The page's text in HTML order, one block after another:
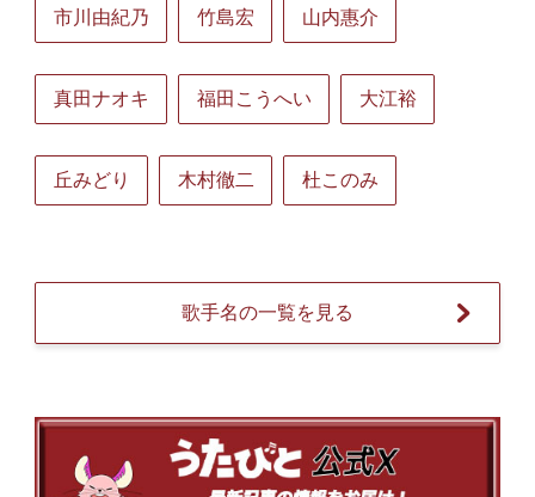
市川由紀乃 竹島宏 山内惠介
真田ナオキ 福田こうへい 大江裕
丘みどり 木村徹二 杜このみ
歌手名の一覧を見る